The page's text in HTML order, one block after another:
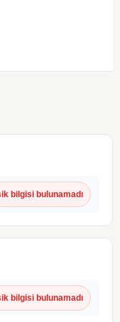
bilgisi bulunamadı
bilgisi bulunamadı